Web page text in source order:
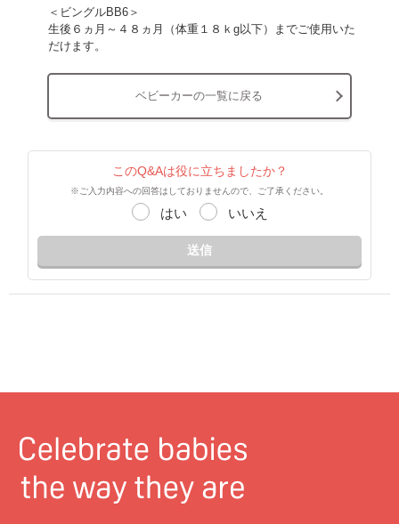
＜ビングルBB6＞
生後６ヵ月～４８ヵ月（体重１８ｋg以下）までご使用いた
だけます。
ベビーカーの一覧に戻る
このQ&Aは役に立ちましたか？
※ご入力内容への回答はしておりませんので、ご了承ください。
はい いいえ
送信